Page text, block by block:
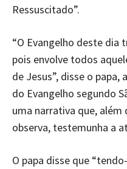
Ressuscitado”.
“O Evangelho deste dia
pois envolve todos
de Jesus”, disse o
do Evangelho segundo
uma narrativa que, além
observa, testemunha a
O papa disse que